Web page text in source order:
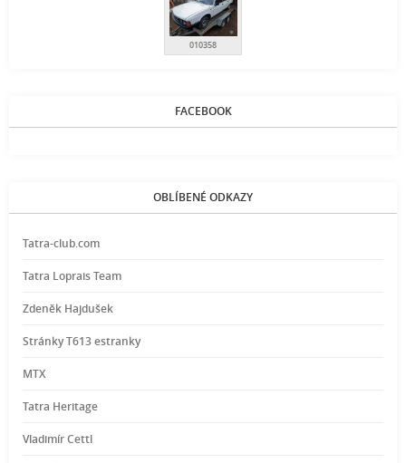
010358
FACEBOOK
OBLÍBENÉ ODKAZY
Tatra-club.com
Tatra Loprais Team
Zdeněk Hajdušek
Stránky T613 estranky
MTX
Tatra Heritage
Vladimír Cettl